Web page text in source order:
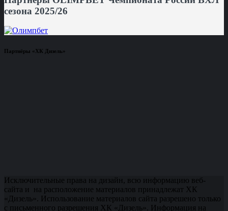
сезона 2025/26
Партнёры «ХК Дизель»
Исключительные права на дизайн, всю информацию веб-
сайта и на расположение материалов принадлежат ХК
«Дизель». Использование материалов сайта разрешено только
с письменного разрешения ХК «Дизель». Информация на